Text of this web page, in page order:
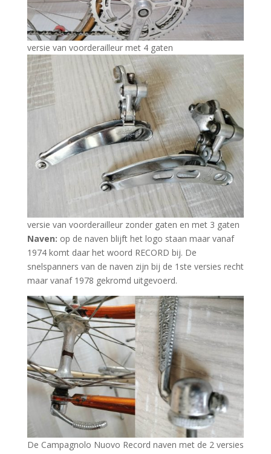
versie van voorderailleur met 4 gaten
versie van voorderailleur zonder gaten en met 3 gaten
Naven: op de naven blijft het logo staan maar vanaf
1974 komt daar het woord RECORD bij. De
snelspanners van de naven zijn bij de 1ste versies recht
maar vanaf 1978 gekromd uitgevoerd.
De Campagnolo Nuovo Record naven met de 2 versies